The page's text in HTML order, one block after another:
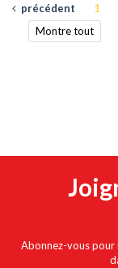
précédent 1
Montre tout
Abonnez-vous pour